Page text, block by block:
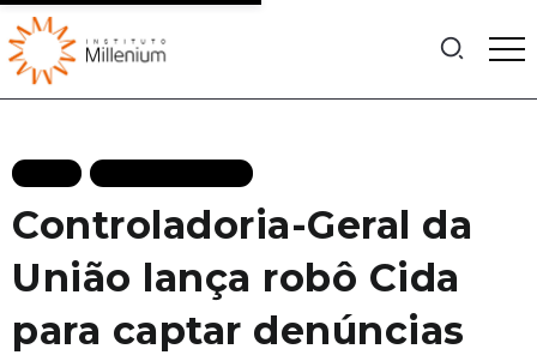
Controladoria-Geral da
União lança robô Cida
para captar denúncias